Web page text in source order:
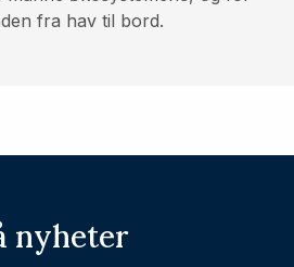
fra hav til bord.
nyheter